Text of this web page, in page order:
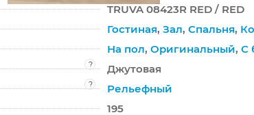
TRUVA 08423R RED / RED
Гостиная, Зал, Спальня,
На пол, Оригинальный, С
?
Джутовая
?
Рельефный
195